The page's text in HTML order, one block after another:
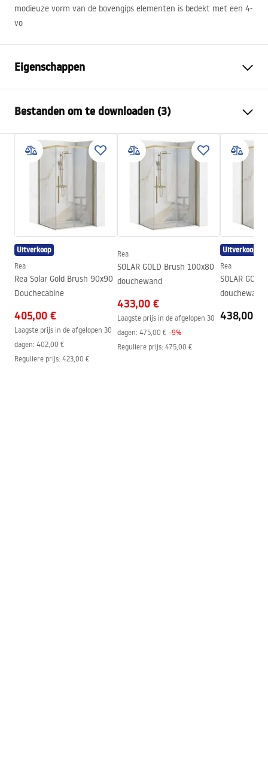
modieuze vorm van de bovengips elementen is bedekt met een 4-
vo
Eigenschappen
Materiaal
Messing, ABS
Kraan type
Ééngreeps
Montagewijze
Inbouw
Hoogteverstelling
Ja, vast
Drukregeling
Anti-Calc Systeem
Coatingtechnologie
Garantie
24 maanden
Bestanden om te downloaden (3)
Veiligheidsinformatie
Safety_Information_Shower_set.pdf
Garantievoorwaarden
Warranty_Terms_and_Conditions_Faucets_-_5.pdf
Montage-instructies
shower_set.pdf
Uitverkoop
Rea
Rea Solar Gold Brush 90x90
Douchecabine
405,00 €
Laagste prijs in de afgelopen 30
dagen: 402,00 €
Reguliere prijs: 423,00 €
Rea
SOLAR GOLD Brush 100x80
douchewand
433,00 €
Laagste prijs in de afgelopen 30
dagen: 475,00 € -9%
Reguliere prijs: 475,00 €
Uitverkoop
Rea
SOLAR
douchewand
438,00 €